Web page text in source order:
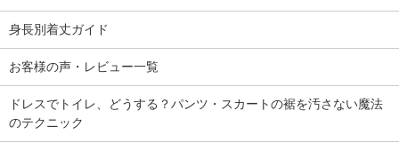
身長別着丈ガイド
お客様の声・レビュー一覧
ドレスでトイレ、どうする？パンツ・スカートの裾を汚さない魔法
のテクニック